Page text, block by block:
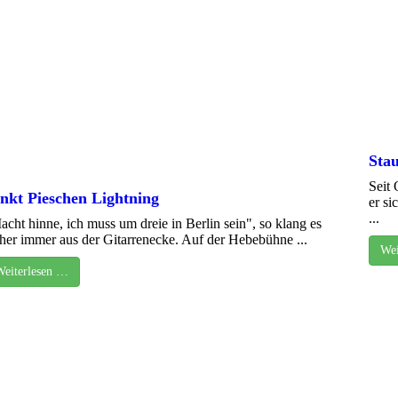
Pieschen Lightning
hinne, ich muss um dreie in Berlin sein", so klang es
immer aus der Gitarrenecke. Auf der Hebebühne ...
…
Seit
er
...